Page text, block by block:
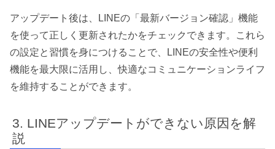
アップデート後は、LINEの「最新バージョン確認」機能
を使って正しく更新されたかをチェックできます。これら
の設定と習慣を身につけることで、LINEの安全性や便利
機能を最大限に活用し、快適なコミュニケーションライフ
を維持することができます。
LINEアップデートができない原因を解
説